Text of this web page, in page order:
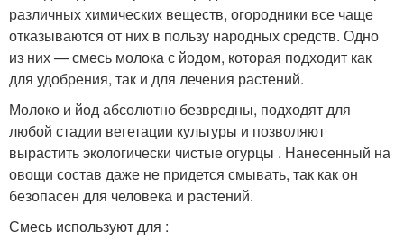
различных химических веществ, огородники все чаще
отказываются от них в пользу народных средств. Одно
из них — смесь молока с йодом, которая подходит как
для удобрения, так и для лечения растений.
Молоко и йод абсолютно безвредны, подходят для
любой стадии вегетации культуры и позволяют
вырастить экологически чистые огурцы . Нанесенный на
овощи состав даже не придется смывать, так как он
безопасен для человека и растений.
Смесь используют для :